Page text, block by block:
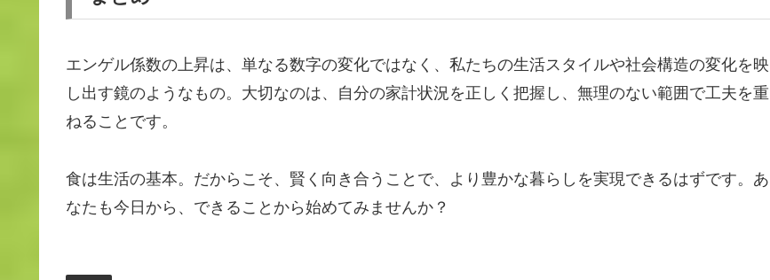
エンゲル係数の上昇は、単なる数字の変化ではなく、私たちの生活スタイルや社会構造の変化を映
し出す鏡のようなもの。大切なのは、自分の家計状況を正しく把握し、無理のない範囲で工夫を重
ねることです。
食は生活の基本。だからこそ、賢く向き合うことで、より豊かな暮らしを実現できるはずです。あ
なたも今日から、できることから始めてみませんか？